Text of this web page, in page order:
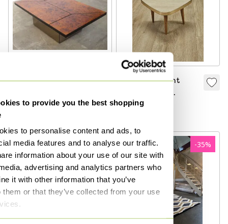
to provide you the best shopping
to personalise content and ads, to
media features and to analyse our traffic.
information about your use of our site with
advertising and analytics partners who
it with other information that you’ve
them or that they’ve collected from your use
Table basse et bar
2 800 €
Table d'appoint
plantes, petite
75 €
-35%